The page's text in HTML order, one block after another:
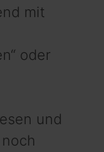
mit
oder
und